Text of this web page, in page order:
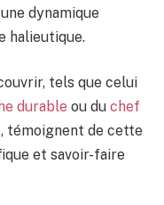
dynamique
halieutique.
tels que celui
durable ou du chef
, témoignent de cette
et savoir-faire